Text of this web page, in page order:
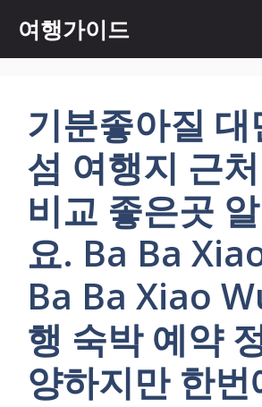
츠
여행가이드
기분좋아질 대
섬 여행지 근
비교 좋은곳
요. Ba Ba
Ba Ba Xiao
행 숙박 예약
양하지만 한번